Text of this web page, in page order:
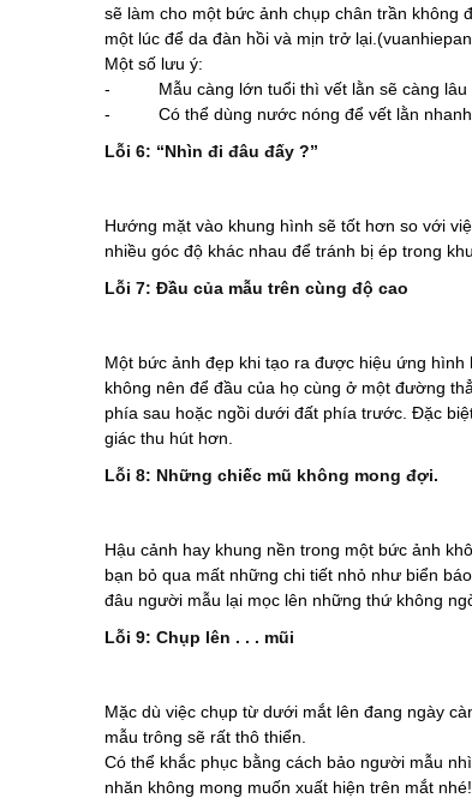
sẽ làm cho một bức ảnh chụp chân trần không
một lúc để da đàn hồi và mịn trở
Một số lưu ý:
- Mẫu càng lớn tuổi thì vết lằn sẽ càng lâu
- Có thể dùng nước nóng để vết lằn nhanh
Lỗi 6: “Nhìn đi đâu đấy ?”
Hướng mặt vào khung hình sẽ tốt hơn so với
nhiều góc độ khác nhau để tránh bị ép trong
Lỗi 7: Đầu của mẫu trên cùng độ cao
Một bức ảnh đẹp khi tạo ra được hiệu ứng
không nên để đầu của họ cùng ở một đường
phía sau hoặc ngồi dưới đất phía trước. Đặc
giác thu hút hơn.
Lỗi 8: Những chiếc mũ không mong đợi.
Hậu cảnh hay khung nền trong một bức ảnh
bạn bỏ qua mất những chi tiết nhỏ như biển
đâu người mẫu lại mọc lên những thứ không
Lỗi 9: Chụp lên . . . mũi
Mặc dù việc chụp từ dưới mắt lên đang ngày
mẫu trông sẽ rất thô thiển.
Có thể khắc phục bằng cách bảo người mẫu
nhăn không mong muốn xuất hiện trên mắt nhé!